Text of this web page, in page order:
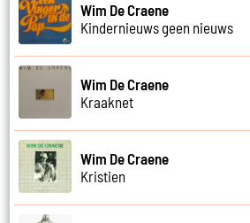
Wim De Craene
Kindernieuws geen nieuws
Wim De Craene
Kraaknet
Wim De Craene
Kristien